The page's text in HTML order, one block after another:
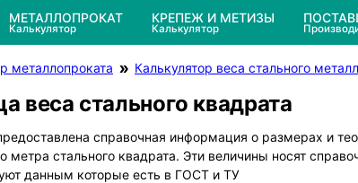
МЕТАЛЛОПРОКАТ
Калькулятор
КРЕПЕЖ И МЕТИЗЫ
Калькулятор
металлопроката Калькулятор веса стального
веса стального квадрата
справочная информация о размерах и
метра стального квадрата. Эти величины носят
данным которые есть в ГОСТ и ТУ